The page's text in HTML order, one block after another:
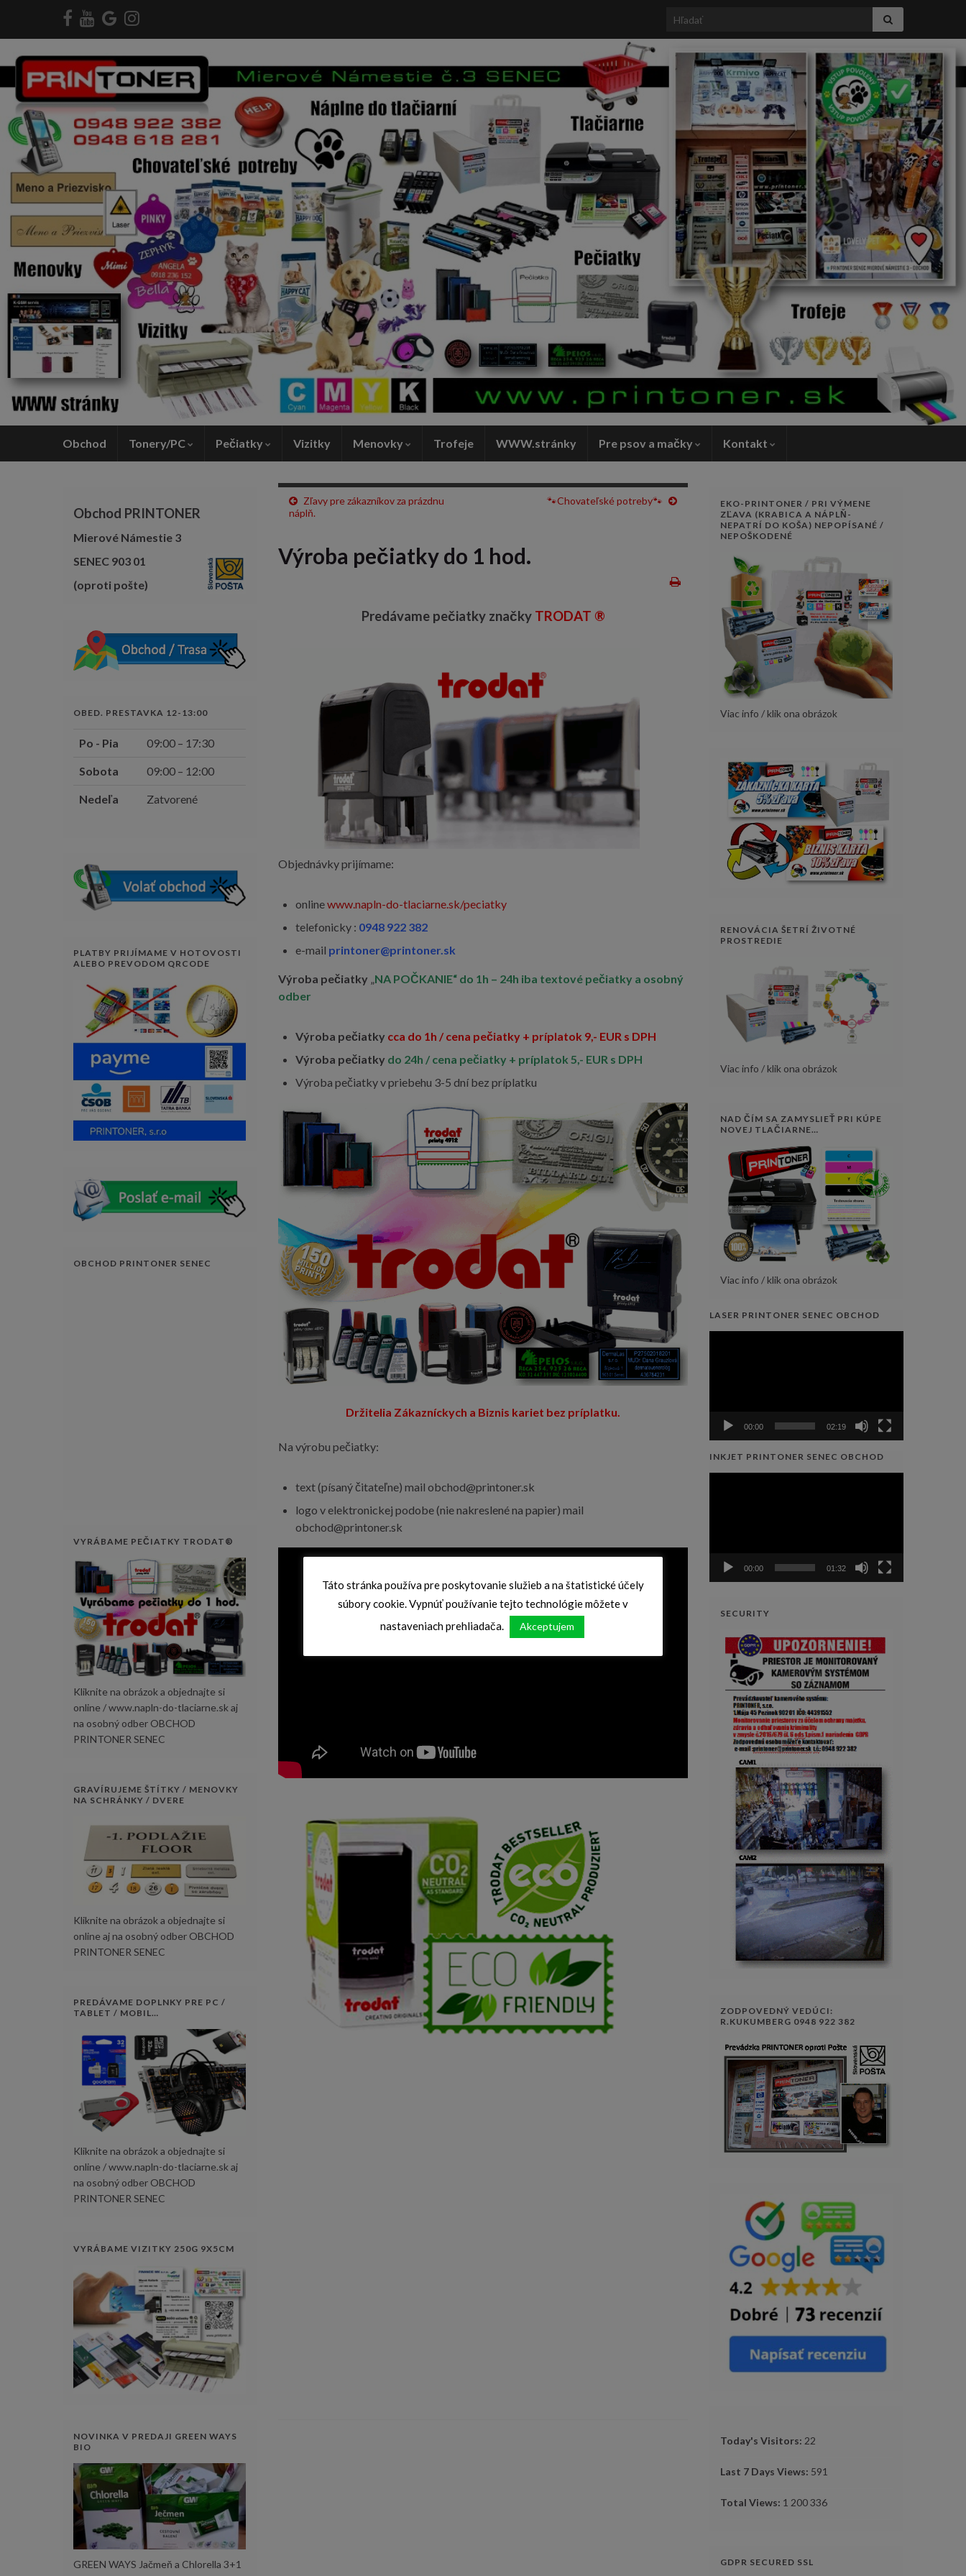
Search for:
Obchod Tonery/PC Pečiatky Vizitky Menovky Trofeje WWW.stránky Pre psov a mačky Kontakt
Zľavy pre zákazníkov za prázdnu
náplň.
🐾Chovateľské potreby🐾
Výroba pečiatky do 1 hod.
Predávame pečiatky značky TRODAT ®
Objednávky prijímame:
onlinewww.napln-do-tlaciarne.sk/peciatky
telefonicky : 0948 922 382
e-mail printoner@printoner.sk
Výroba pečiatky NA POČKANIE“ do 1h – 24h iba textové pečiatky a osobný
odber
Výroba pečiatky cca do 1h / cena pečiatky + príplatok 9,- EUR s DPH
Výroba pečiatky do 24h / cena pečiatky + príplatok 5,- EUR s DPH
Výroba pečiatky v priebehu 3-5 dní bez príplatku
Držitelia Zákazníckych a Biznis kariet bez príplatku.
Na výrobu pečiatky:
text (písaný čitateľne) mail obchod@printoner.sk
logo v elektronickej podobe (nie nakreslené na papier) mail
obchod@printoner.sk
Obchod PRINTONER
Mierové Námestie 3
SENEC 903 01
(oproti pošte)
OBED. PRESTAVKA 12-13:00
Po - Pia 09:00 – 17:30
Sobota 09:00 – 12:00
Nedeľa Zatvorené
PLATBY PRIJÍMAME V HOTOVOSTI
ALEBO PREVODOM QRCODE
OBCHOD PRINTONER SENEC
VYRÁBAME PEČIATKY TRODAT®
Kliknite na obrázok a objednajte si
online / www.napln-do-tlaciarne.sk aj
na osobný odber OBCHOD
PRINTONER SENEC
GRAVÍRUJEME ŠTÍTKY / MENOVKY
NA SCHRÁNKY / DVERE
Kliknite na obrázok a objednajte si
online aj na osobný odber OBCHOD
PRINTONER SENEC
PREDÁVAME DOPLNKY PRE PC /
TABLET / MOBIL…
Kliknite na obrázok a objednajte si
online / www.napln-do-tlaciarne.sk aj
na osobný odber OBCHOD
PRINTONER SENEC
VYRÁBAME VIZITKY 250G 9X5CM
NOVINKA V PREDAJI GREEN WAYS
BIO
GREEN WAYS Jačmeň a Chlorella 3+1
EKO-PRINTONER / PRI VÝMENE
ZĽAVA (KRABICA A NÁPLŇ-
NEPATRÍ DO KOŠA) NEPOPÍSANÉ /
NEPOŠKODENÉ
Viac info / klik ona obrázok
RENOVÁCIA ŠETRÍ ŽIVOTNÉ
PROSTREDIE
Viac info / klik ona obrázok
NAD ČÍM SA ZAMYSLIEŤ PRI KÚPE
NOVEJ TLAČIARNE…
Viac info / klik ona obrázok
LASER PRINTONER SENEC OBCHOD
00:00 02:19
INKJET PRINTONER SENEC OBCHOD
00:00 01:32
SECURITY
ZODPOVEDNÝ VEDÚCI:
R.KUKUMBERG 0948 922 382
Today's Visitors: 22
Last 7 Days Views: 591
Total Views: 1 200 336
GDPR SECURED SSL
Táto stránka používa pre poskytovanie služieb a na štatistické účely
súbory cookie. Vypnúť používanie tejto technológie môžete v
nastaveniach prehliadača.
Akceptujem